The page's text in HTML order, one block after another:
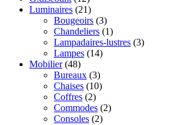
Luminaires (21)
Bougeoirs (3)
Chandeliers (1)
Lampadaires-lustres (3)
Lampes (14)
Mobilier (48)
Bureaux (3)
Chaises (10)
Coffres (2)
Commodes (2)
Consoles (2)